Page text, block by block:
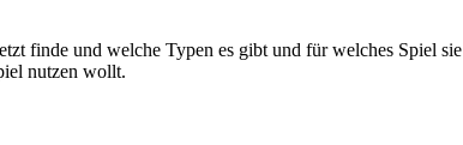
finde und welche Typen es gibt und für welches Spiel sie
nutzen wollt.